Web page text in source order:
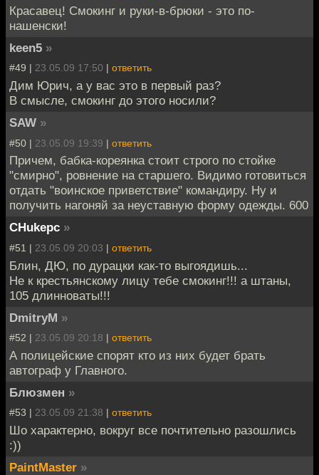
Красавец! Смокинг и руки-в-брюки - это по-
нашенски!
keen5 »
#49 | 23.05.09 17:50 | ответить
Дим Юрич, а у вас это в первый раз?
В смысле, смокинг до этого носили?
SAW »
#50 | 23.05.09 19:39 | ответить
Причем, бабка-кореянка стоит строго по стойке
"смирно", ровнение на старшего. Видимо готовиться
отдать "воинское приветствие" командиру. Ну и
получить нагоняй за неуставную форму одежды. 600
CHukepc »
#51 | 23.05.09 20:03 | ответить
Блин, ДЮ, по дурацки как-то выгоядишь...
Не к крестьянскому лицу тебе смокинг!!! а штаны,
105 длинноваты!!!
DmitryM »
#52 | 23.05.09 20:18 | ответить
А полицейские спорят кто из них будет брать
автограф у Главного.
Блюзмен »
#53 | 23.05.09 21:38 | ответить
Шо характерно, вокруг все почтительно разошлись
:))
PaintMaster »